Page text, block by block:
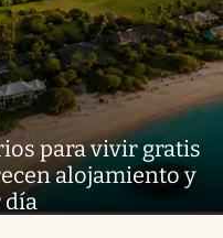
para vivir gratis
alojamiento y
día